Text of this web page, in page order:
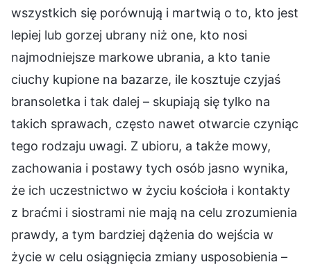
wszystkich się porównują i martwią o to, kto jest
lepiej lub gorzej ubrany niż one, kto nosi
najmodniejsze markowe ubrania, a kto tanie
ciuchy kupione na bazarze, ile kosztuje czyjaś
bransoletka i tak dalej – skupiają się tylko na
takich sprawach, często nawet otwarcie czyniąc
tego rodzaju uwagi. Z ubioru, a także mowy,
zachowania i postawy tych osób jasno wynika,
że ich uczestnictwo w życiu kościoła i kontakty
z braćmi i siostrami nie mają na celu zrozumienia
prawdy, a tym bardziej dążenia do wejścia w
życie w celu osiągnięcia zmiany usposobienia –